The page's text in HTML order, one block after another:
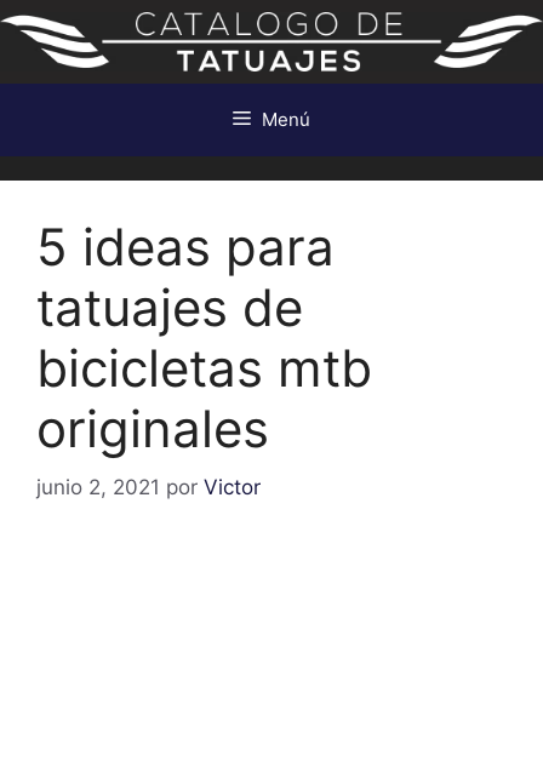
Saltar
contenido
Menú
5 ideas para
tatuajes de
bicicletas mtb
originales
junio 2, 2021 por Victor